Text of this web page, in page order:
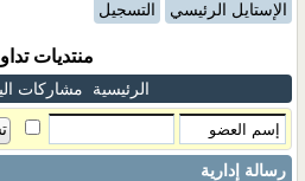
الإستايل الرئيسي التسجيل
منتديات
الرئيسية مشاركات
رسالة إدارية